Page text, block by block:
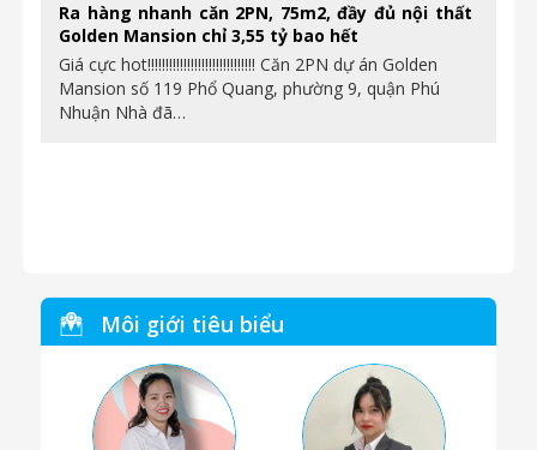
Ra hàng nhanh căn 2PN, 75m2, đầy đủ nội thất
Golden Mansion chỉ 3,55 tỷ bao hết
Giá cực hot!!!!!!!!!!!!!!!!!!!!!!!!!!!!!! Căn 2PN dự án Golden
Mansion số 119 Phổ Quang, phường 9, quận Phú
Nhuận Nhà đã…
Môi giới tiêu biểu